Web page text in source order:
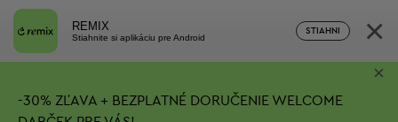
REMIX
Stiahnite si aplikáciu pre Android
STIAHNI ×
-30% ZĽAVA + BEZPLATNÉ DORUČENIE WELCOME
×